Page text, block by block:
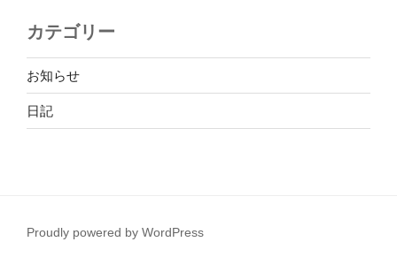
カテゴリー
お知らせ
日記
Proudly powered by WordPress